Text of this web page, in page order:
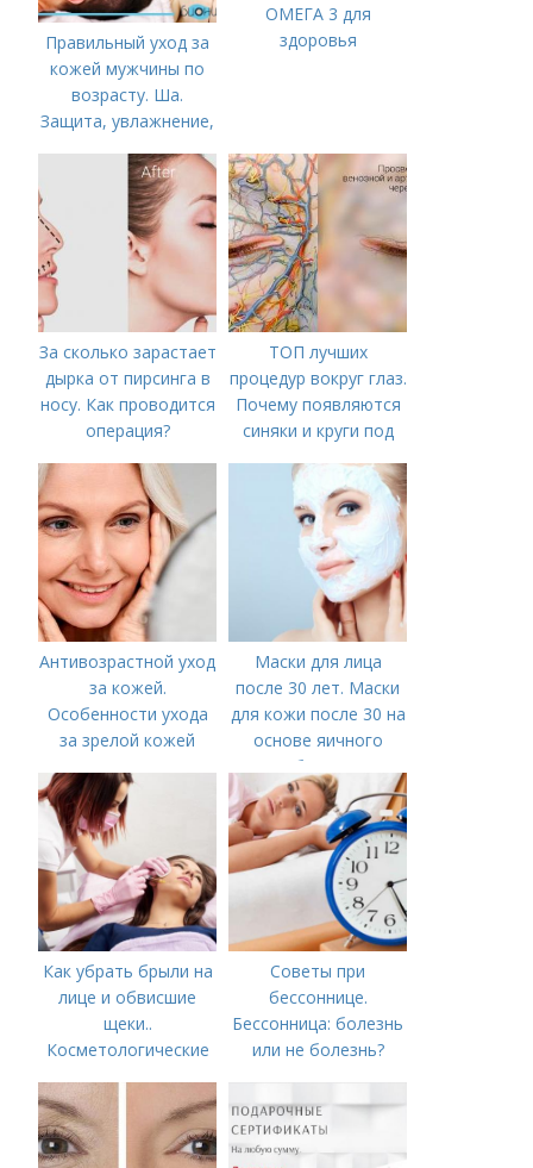
Правильный уход за
кожей мужчины по
возрасту. Ша.
Защита, увлажнение,
ОМЕГА 3 для
здоровья
За сколько зарастает
дырка от пирсинга в
носу. Как проводится
операция?
ТОП лучших
процедур вокруг глаз.
Почему появляются
синяки и круги под
Антивозрастной уход
за кожей.
Особенности ухода
за зрелой кожей
Маски для лица
после 30 лет. Маски
для кожи после 30 на
основе яичного
белка
Как убрать брыли на
лице и обвисшие
щеки..
Косметологические
Советы при
бессоннице.
Бессонница: болезнь
или не болезнь?